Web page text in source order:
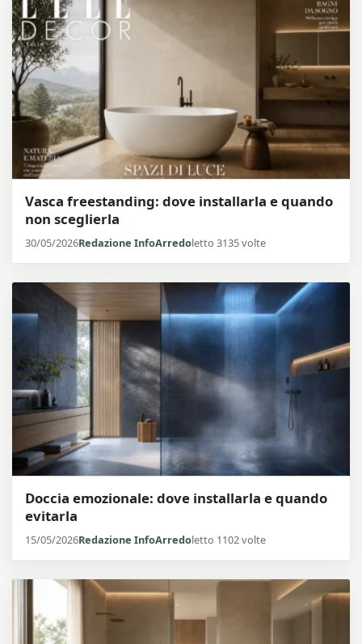
Vasca freestanding: dove installarla e quando
non sceglierla
30/05/2026Redazione InfoArredoletto 3135 volte
Doccia emozionale: dove installarla e quando
evitarla
15/05/2026Redazione InfoArredoletto 1102 volte